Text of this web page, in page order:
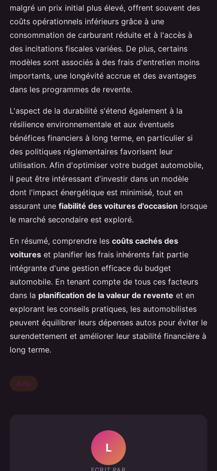
malgré un prix initial plus élevé, offrent souvent des
coûts opérationnels inférieurs grâce à une
consommation de carburant réduite et à l'accès à
des incitations fiscales variées. De plus, certains
modèles sont associés à des frais d'entretien moins
importants, une longévité accrue et des avantages
dans les programmes de revente.
L'aspect de la durabilité s'étend également à la
résilience environnementale et aux éventuels
bénéfices financiers à long terme, en particulier si
des politiques réglementaires favorisent leur
utilisation. Afin d'optimiser votre budget automobile,
il peut être intéressant d'investir dans un modèle
dont l'impact énergétique est minimisé, tout en
assurant une fiabilité des voitures d'occasion lorsque
le marché secondaire est exploré.
En résumé, comprendre les coûts cachés des
voitures et planifier les frais inhérents fait partie
intégrante d'une gestion efficace du budget
automobile. En tenant compte de tous ces facteurs
dans la planification de la valeur de revente et en
explorant les conseils pratiques, les automobilistes
peuvent équilibrer leurs dépenses autos pour éviter le
surendettement et améliorer leur stabilité financière à
long terme.
Actu
L